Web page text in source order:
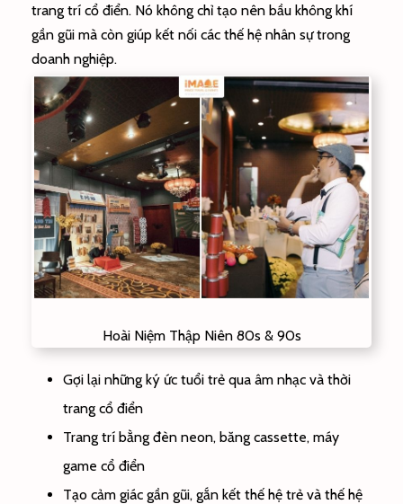
trang trí cổ điển. Nó không chỉ tạo nên bầu không khí
gần gũi mà còn giúp kết nối các thế hệ nhân sự trong
doanh nghiệp.
Hoài Niệm Thập Niên 80s & 90s
Gợi lại những ký ức tuổi trẻ qua âm nhạc và thời
trang cổ điển
Trang trí bằng đèn neon, băng cassette, máy
game cổ điển
Tạo cảm giác gần gũi, gắn kết thế hệ trẻ và thế hệ